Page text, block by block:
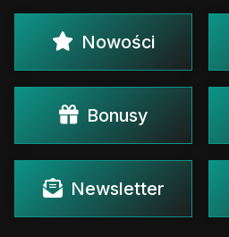
Nowości
Bonusy
Newsletter